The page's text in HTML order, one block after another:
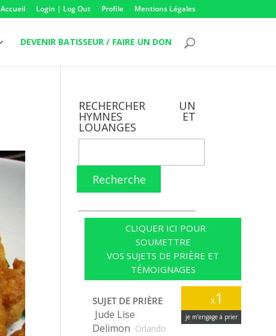
Accueil Login | Log Out Profile Mentions Légales
DEVENIR BATISSEUR / FAIRE UN DON
RECHERCHER UN
HYMNES ET
LOUANGES
Recherche
CLIQUER ICI POUR
SOUMETTRE
VOS SUJETS DE PRIÈRE ET
TÉMOIGNAGES
x1
je m’engage à prier
SUJET DE PRIÈRE
Jude Lise
Delimon Orlando